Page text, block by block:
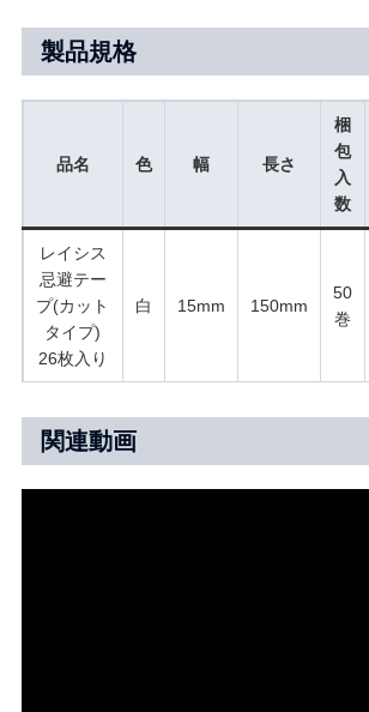
製品規格
品名 色 幅 長さ
梱
包
入
数
レイシス
忌避テー
プ(カット
タイプ)
26枚入り
白 15mm 150mm
50
巻
関連動画